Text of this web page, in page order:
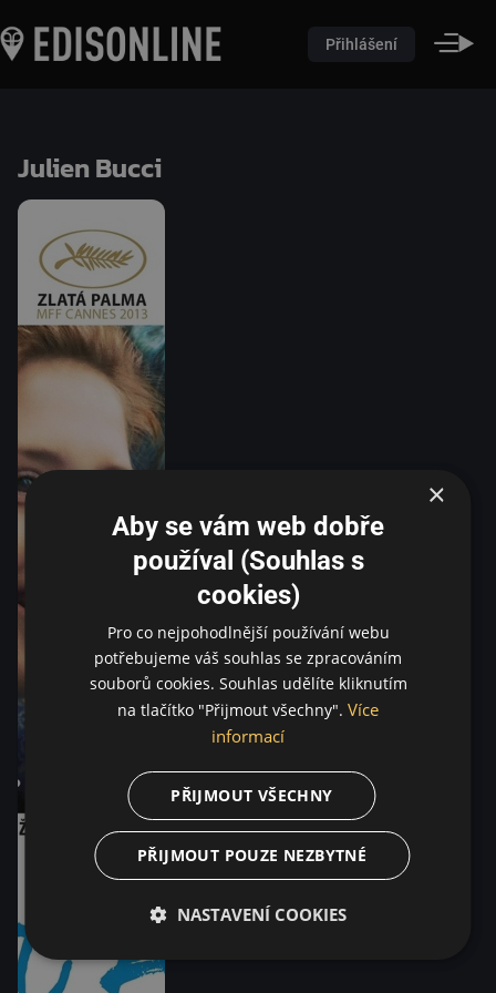
Přihlášení
Julien Bucci
×
Aby se vám web dobře
používal (Souhlas s
cookies)
Pro co nejpohodlnější používání webu
potřebujeme váš souhlas se zpracováním
souborů cookies. Souhlas udělíte kliknutím
na tlačítko "Přijmout všechny". Více
informací
PŘIJMOUT VŠECHNY
PŘIJMOUT POUZE NEZBYTNÉ
NASTAVENÍ COOKIES